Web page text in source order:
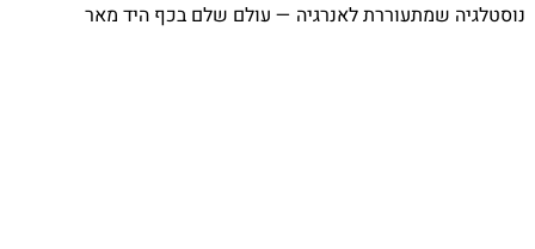
שמתעוררת לאנרגיה — עולם שלם בכף היד מאר